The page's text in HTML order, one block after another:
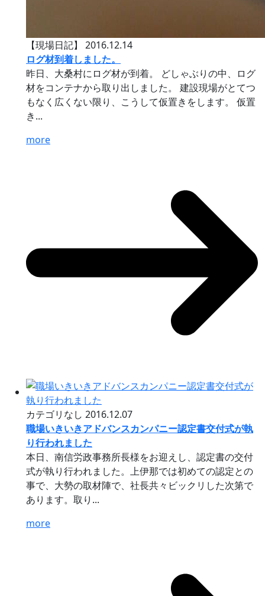
【現場日記】 2016.12.14
ログ材到着しました。
昨日、大桑村にログ材が到着。 どしゃぶりの中、ログ
材をコンテナから取り出しました。 建設現場がとてつ
もなく広くない限り、こうして仮置きをします。 仮置
き...
more
カテゴリなし 2016.12.07
職場いきいきアドバンスカンパニー認定書交付式が執
り行われました
本日、南信労政事務所長様をお迎えし、認定書の交付
式が執り行われました。上伊那では初めての認定との
事で、大勢の取材陣で、社長共々ビックリした次第で
あります。取り...
more